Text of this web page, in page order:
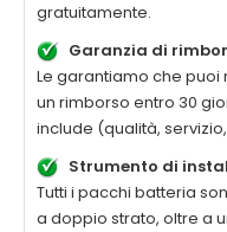
gratuitamente.
Garanzia di
Le garantiamo che
un rimborso entro 30
include (qualità,
Strumento di
Tutti i pacchi batteria
a doppio strato, oltre a